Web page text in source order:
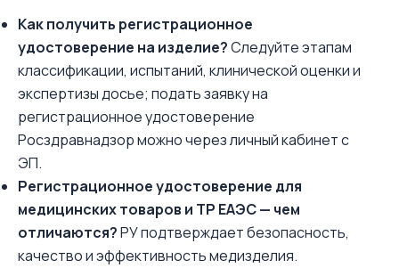
Как получить регистрационное
удостоверение на изделие?Следуйте этапам
классификации, испытаний, клинической оценки и
экспертизы досье; подать заявку на
регистрационное удостоверение
Росздравнадзор можно через личный кабинет с
ЭП.
Регистрационное удостоверение для
медицинских товаров и ТР ЕАЭС — чем
отличаются?РУ подтверждает безопасность,
качество и эффективность медизделия.